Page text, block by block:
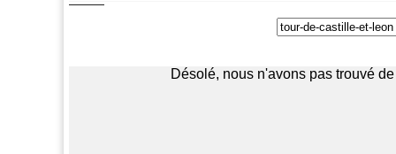
Désolé, nous n'avons pas trouvé